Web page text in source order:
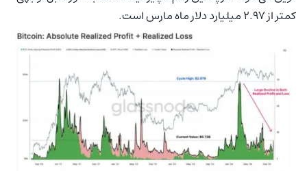
کمتر از 2.97 میلیارد دلار ماه مارس است.